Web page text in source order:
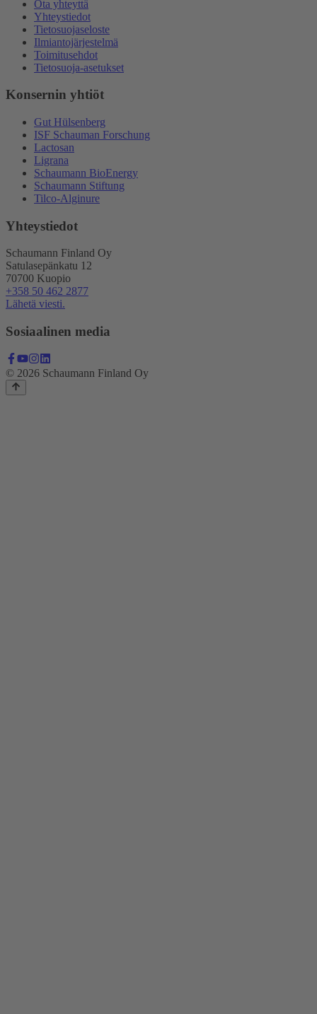
Ota yhteyttä
Yhteystiedot
Tietosuojaseloste
Ilmiantojärjestelmä
Toimitusehdot
Tietosuoja-asetukset
Konsernin yhtiöt
Gut Hülsenberg
ISF Schauman Forschung
Lactosan
Ligrana
Schaumann BioEnergy
Schaumann Stiftung
Tilco-Alginure
Yhteystiedot
Schaumann Finland Oy
Satulasepänkatu 12
70700 Kuopio
+358 50 462 2877
Lähetä viesti.
Sosiaalinen media
© 2026 Schaumann Finland Oy